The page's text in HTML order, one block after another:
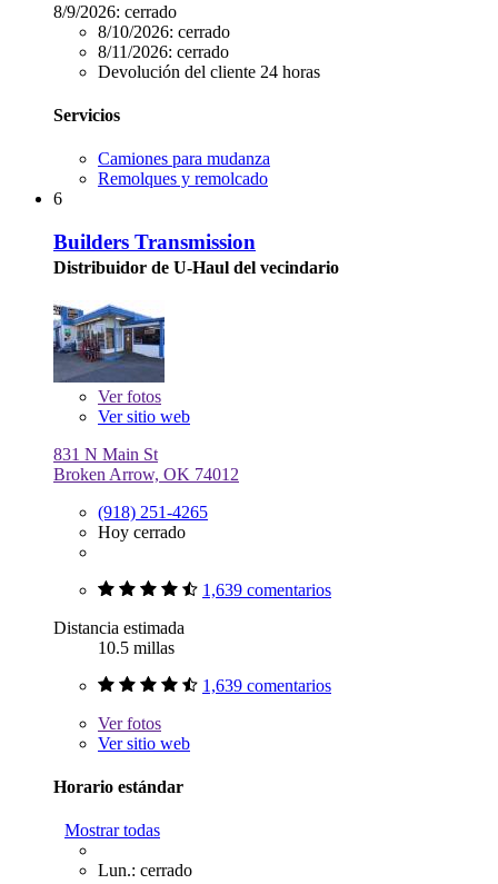
8/9/2026: cerrado
8/10/2026: cerrado
8/11/2026: cerrado
Devolución del cliente 24 horas
Servicios
Camiones para mudanza
Remolques y remolcado
6
Builders Transmission
Distribuidor de U-Haul del vecindario
Verfotos
Ver sitio web
831 N Main St
Broken Arrow, OK 74012
(918) 251-4265
Hoy cerrado
1,639 comentarios
Distancia estimada
10.5 millas
1,639 comentarios
Verfotos
Ver sitio web
Horario estándar
Mostrar todas
Lun.: cerrado